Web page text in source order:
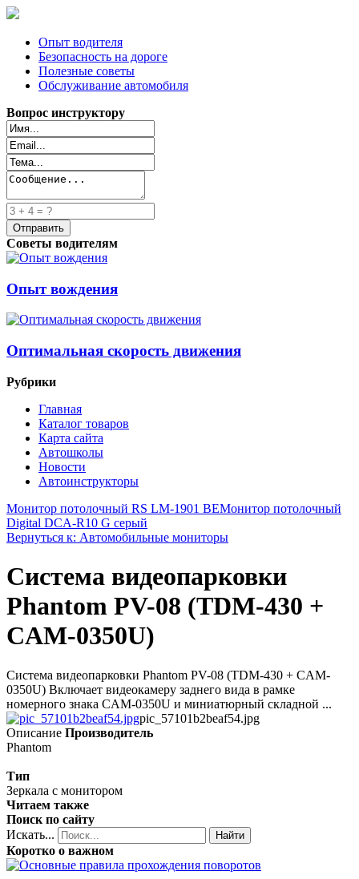
Опыт водителя
Безопасность на дороге
Полезные советы
Обслуживание автомобиля
Вопрос инструктору
Советы водителям
Опыт вождения
Оптимальная скорость движения
Рубрики
Главная
Каталог товаров
Карта сайта
Автошколы
Новости
Автоинструкторы
Монитор потолочный RS LM-1901 BEМонитор потолочный
Digital DCA-R10 G серый
Вернуться к: Автомобильные мониторы
Система видеопарковки
Phantom PV-08 (TDM-430 +
CAM-0350U)
Система видеопарковки Phantom PV-08 (TDM-430 + CAM-
0350U) Включает видеокамеру заднего вида в рамке
номерного знака CAM-0350U и миниатюрный складной ...
pic_57101b2beaf54.jpg
Описание Производитель
Phantom
Тип
Зеркала с монитором
Читаем также
Поиск по сайту
Искать...
Найти
Коротко о важном